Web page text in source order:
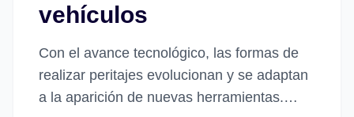
vehículos
Con el avance tecnológico, las formas de
realizar peritajes evolucionan y se adaptan
a la aparición de nuevas herramientas.